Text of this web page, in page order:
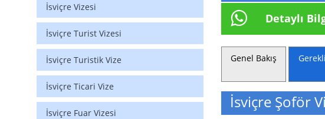
İsviçre Vizesi
İsviçre Turist Vizesi
İsviçre Turistik Vize
İsviçre Ticari Vize
İsviçre Fuar Vizesi
Detaylı
Genel Bakış
İsviçre Şoför